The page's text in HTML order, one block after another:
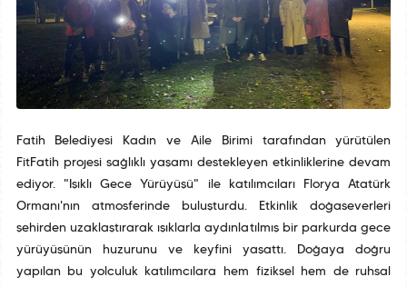
Fatih Belediyesi Kadın ve Aile Birimi tarafından yürütülen
FitFatih projesi sağlıklı yaşamı destekleyen etkinliklerine devam
ediyor. "Işıklı Gece Yürüyüşü" ile katılımcıları Florya Atatürk
Ormanı'nın atmosferinde buluşturdu. Etkinlik doğaseverleri
şehirden uzaklaştırarak ışıklarla aydınlatılmış bir parkurda gece
yürüyüşünün huzurunu ve keyfini yaşattı. Doğaya doğru
yapılan bu yolculuk katılımcılara hem fiziksel hem de ruhsal